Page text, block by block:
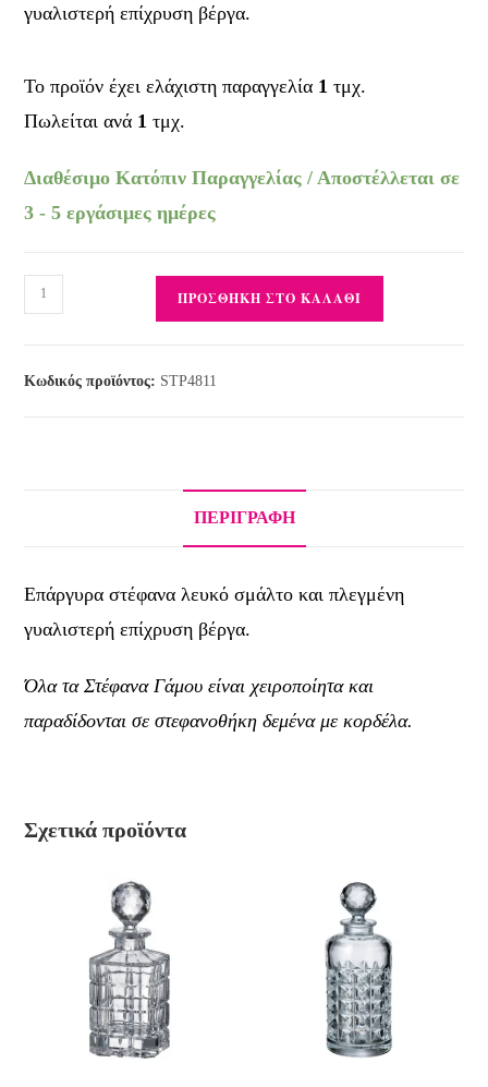
γυαλιστερή επίχρυση βέργα.
Διαθέσιμο Κατόπιν Παραγγελίας / Αποστέλλεται σε
3 - 5 εργάσιμες ημέρες
ΠΡΟΣΘΉΚΗ ΣΤΟ ΚΑΛΆΘΙ
Κωδικός προϊόντος: STP4811
Το προϊόν έχει ελάχιστη παραγγελία 1 τμχ.
Πωλείται ανά 1 τμχ.
ΠΕΡΙΓΡΑΦΉ
Επάργυρα στέφανα λευκό σμάλτο και πλεγμένη
γυαλιστερή επίχρυση βέργα.
Όλα τα Στέφανα Γάμου είναι χειροποίητα και
παραδίδονται σε στεφανοθήκη δεμένα με κορδέλα.
Σχετικά προϊόντα